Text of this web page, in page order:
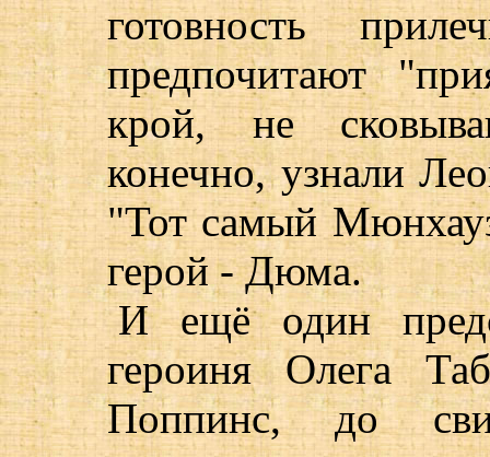
готовность
предпочитают
крой, не
конечно, узнали
"Тот самый
герой - Дюма.
И ещё один
героиня Олега
Поппинс, до